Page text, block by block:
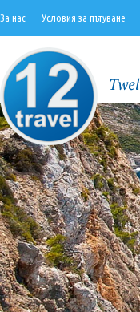
За нас Условия за пътуване